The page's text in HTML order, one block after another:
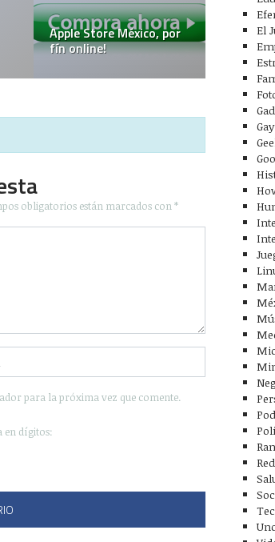
Apple Store México, por
fín online!
obligatorios están marcados con*
para la próxima vez que comente.
en dígitos:
El
Gay